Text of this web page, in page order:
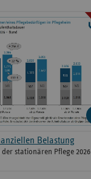
Belastung
stationären Pflege 2026